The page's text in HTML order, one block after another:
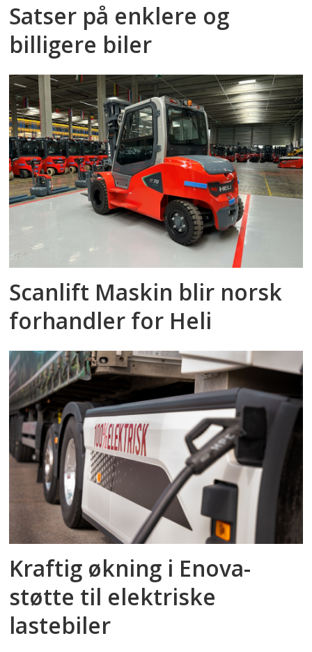
Satser på enklere og
billigere biler
Scanlift Maskin blir norsk
forhandler for Heli
Kraftig økning i Enova-
støtte til elektriske
lastebiler